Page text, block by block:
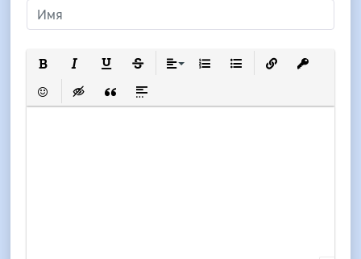
Полужирный
Курсив
Вставить смайлик
Вставка скрытого текста
Вставка цитаты
Вставка спойлера